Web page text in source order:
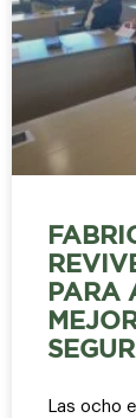
PARA
Las ocho